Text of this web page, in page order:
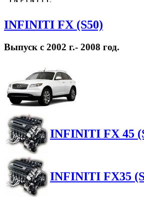
INFINITI FX (S50)
Выпуск с 2002 г.- 2008 год.
INFINITI FX 45
INFINITI FX35